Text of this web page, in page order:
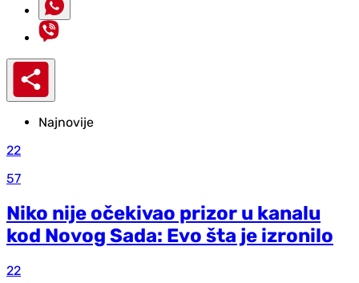
Najnovije
22
57
Niko nije očekivao prizor u kanalu
kod Novog Sada: Evo šta je izronilo
22